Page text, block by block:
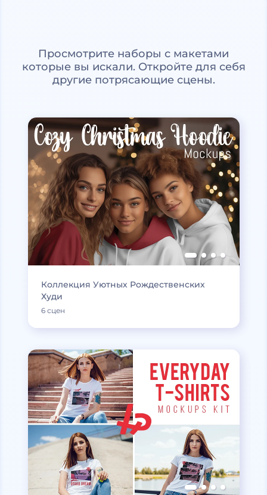
Просмотрите наборы с макетами
которые вы искали. Откройте для себя
другие потрясающие сцены.
Коллекция Уютных Рождественских
Худи
6 сцен